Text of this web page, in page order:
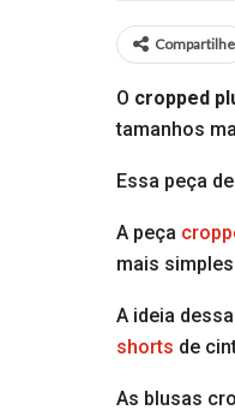
Compartilhe
O cropped
tamanhos
Essa peça
A peça
mais
A ideia
shorts de
As blusas